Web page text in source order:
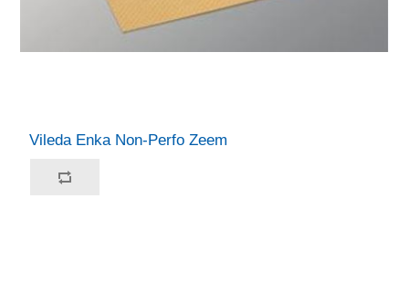
Vileda Enka Non-Perfo Zeem